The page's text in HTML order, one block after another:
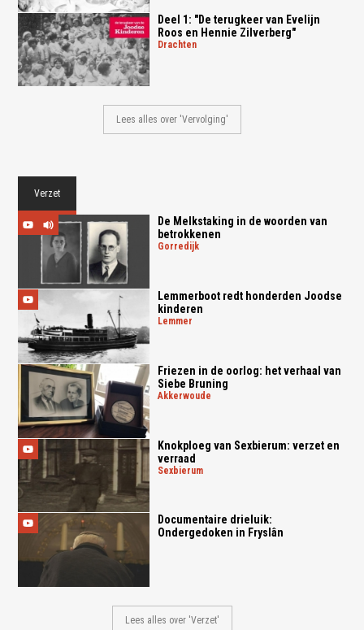
Deel 1: "De terugkeer van Evelijn
Roos en Hennie Zilverberg"
drachten
Lees alles over 'Vervolging'
Verzet
De Melkstaking in de woorden van
betrokkenen
gorredijk
Lemmerboot redt honderden Joodse
kinderen
lemmer
Friezen in de oorlog: het verhaal van
Siebe Bruning
akkerwoude
Knokploeg van Sexbierum: verzet en
verraad
sexbierum
Documentaire drieluik:
Ondergedoken in Fryslân
Lees alles over 'Verzet'